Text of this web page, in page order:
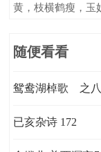
黄，枝横鹤瘦，玉
随便看看
鸳鸯湖棹歌 之
已亥杂诗 172